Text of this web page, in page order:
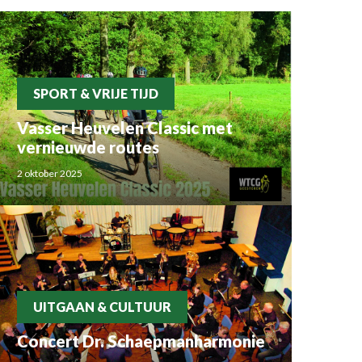
SPORT & VRIJE TIJD
Vasser Heuvelen Classic met
vernieuwde routes
2 oktober 2025
UITGAAN & CULTUUR
Concert Dr. Schaepmanharmonie